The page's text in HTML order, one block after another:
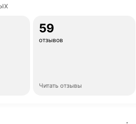
59
отзывов
Читать отзывы